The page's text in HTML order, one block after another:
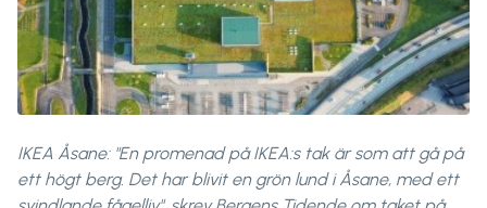
IKEA Åsane: "En promenad på IKEA:s tak är som att gå på
ett högt berg. Det har blivit en grön lund i Åsane, med ett